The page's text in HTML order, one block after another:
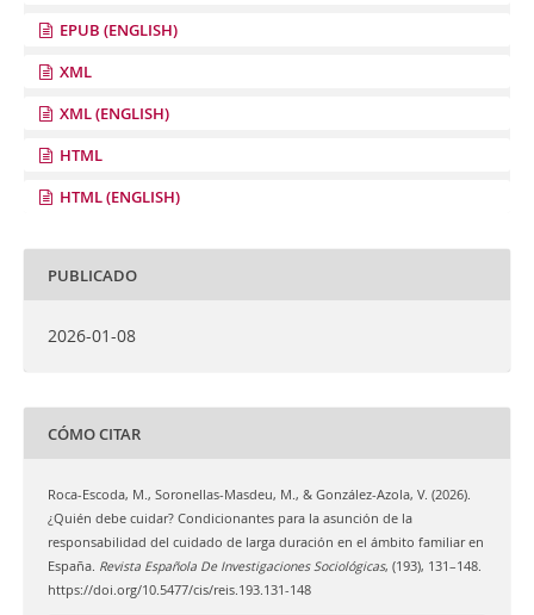
EPUB (ENGLISH)
XML
XML (ENGLISH)
HTML
HTML (ENGLISH)
PUBLICADO
2026-01-08
CÓMO CITAR
Roca-Escoda, M., Soronellas-Masdeu, M., & González-Azola, V. (2026).
¿Quién debe cuidar? Condicionantes para la asunción de la
responsabilidad del cuidado de larga duración en el ámbito familiar en
España. Revista Española De Investigaciones Sociológicas, (193), 131–148.
https://doi.org/10.5477/cis/reis.193.131-148